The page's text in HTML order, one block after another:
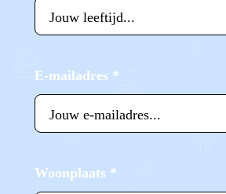
E-mailadres *
Woonplaats *